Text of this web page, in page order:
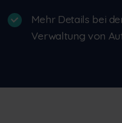
Mehr Details bei
Verwaltung von